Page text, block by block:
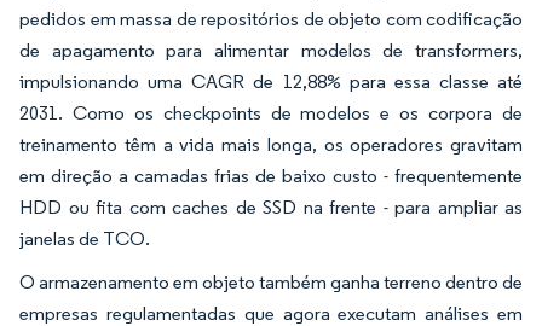
pedidos em massa de repositórios de objeto com codificação
de apagamento para alimentar modelos de transformers,
impulsionando uma CAGR de 12,88% para essa classe até
2031. Como os checkpoints de modelos e os corpora de
treinamento têm a vida mais longa, os operadores gravitam
em direção a camadas frias de baixo custo - frequentemente
HDD ou fita com caches de SSD na frente - para ampliar as
janelas de TCO.
O armazenamento em objeto também ganha terreno dentro de
empresas regulamentadas que agora executam análises em